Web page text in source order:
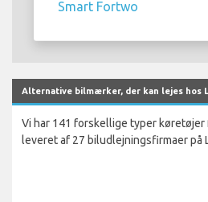
Smart Fortwo
Alternative bilmærker, der kan lejes hos
Vi har 141 forskellige typer
leveret af 27 biludlejningsfirmaer på